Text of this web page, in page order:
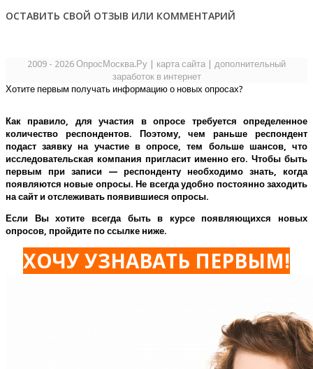
ОСТАВИТЬ СВОЙ ОТЗЫВ ИЛИ КОММЕНТАРИЙ
2009 - 2026 ОпросМосква.Ру | карта сайта | дополнительный
заработок в интернет
Хотите первым получать информацию о новых опросах?
Как правило, для участия в опросе требуется определенное
количество респондентов. Поэтому, чем раньше респондент
подаст заявку на участие в опросе, тем больше шансов, что
исследовательская компания пригласит именно его.Чтобы быть
первым при записи — респонденту необходимо знать, когда
появляются новые опросы. Не всегда удобно постоянно заходить
на сайт и отслеживать появившиеся опросы.
Если Вы хотите всегда быть в курсе появляющихся новых
опросов, пройдите по ссылке ниже.
ХОЧУ УЗНАВАТЬ ПЕРВЫМ!